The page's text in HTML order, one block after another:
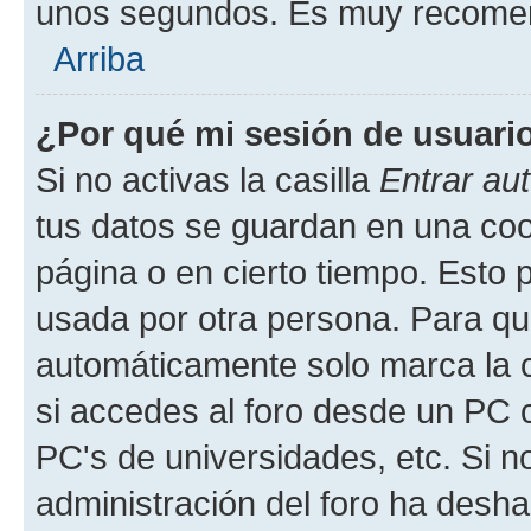
unos segundos. Es muy
Arriba
¿Por qué mi sesión de
Si no activas la casilla Entrar
tus datos se guardan en una
página o en cierto tiempo. Esto
usada por otra persona. Para
automáticamente solo marca la
si accedes al foro desde un PC
PC's de universidades, etc. Si
administración del foro ha